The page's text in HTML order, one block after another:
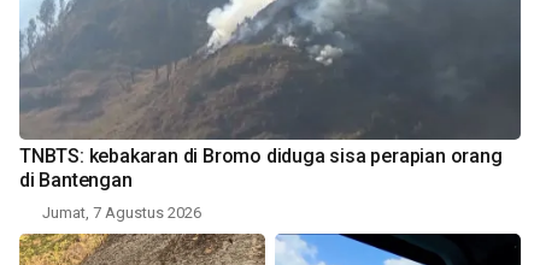
TNBTS: kebakaran di Bromo diduga sisa perapian orang
di Bantengan
Jumat, 7 Agustus 2026